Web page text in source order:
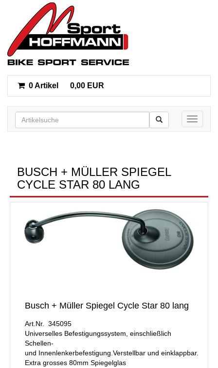
0 Artikel 0,00 EUR
Toggle
BUSCH + MÜLLER SPIEGEL
CYCLE STAR 80 LANG
Busch + Müller Spiegel Cycle Star 80 lang
Art.Nr. 345095
Universelles Befestigungssystem, einschließlich
Schellen-
und Innenlenkerbefestigung.Verstellbar und einklappbar.
Extra grosses 80mm Spiegelglas